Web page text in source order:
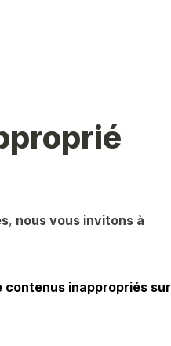
, nous vous invitons à
contenus inappropriés sur